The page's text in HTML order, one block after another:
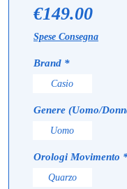
€149.00Price
Spese Consegna
Brand *
Casio
Genere (Uomo/
Uomo
Orologi Movimento
Quarzo